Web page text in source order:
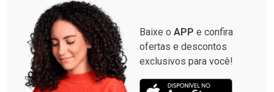
Baixe o APP e confira
ofertas e descontos
exclusivos para você!